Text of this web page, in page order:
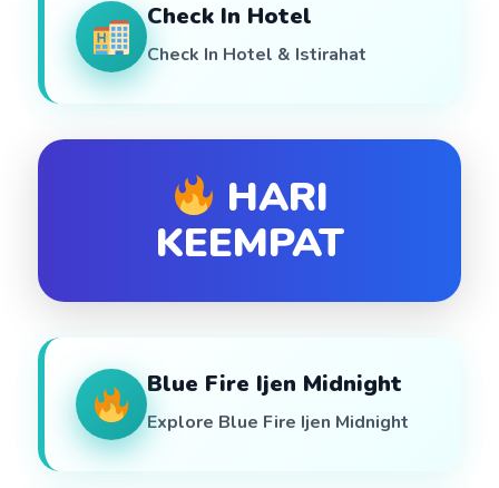
Check In Hotel
Check In Hotel & Istirahat
HARI
KEEMPAT
Blue Fire Ijen Midnight
Explore Blue Fire Ijen Midnight